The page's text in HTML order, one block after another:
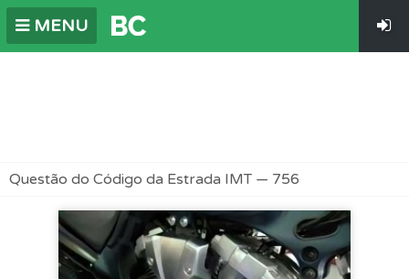
MENU
Questão do Código da Estrada IMT — 756